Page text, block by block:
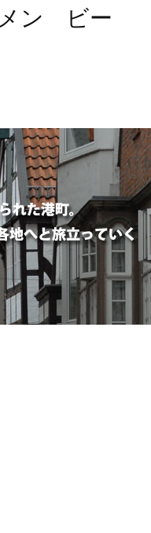
ン ビー